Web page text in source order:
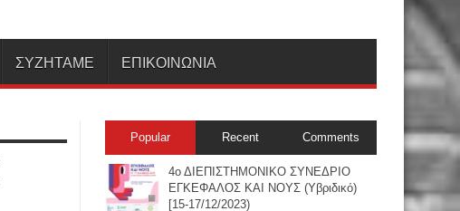
ΣΥΖΗΤΑΜΕ ΕΠΙΚΟΙΝΩΝΙΑ
Popular Recent Comments
4ο ΔΙΕΠΙΣΤΗΜΟΝΙΚΟ ΣΥΝΕΔΡΙΟ
ΕΓΚΕΦΑΛΟΣ ΚΑΙ ΝΟΥΣ (Υβριδικό)
[15-17/12/2023)